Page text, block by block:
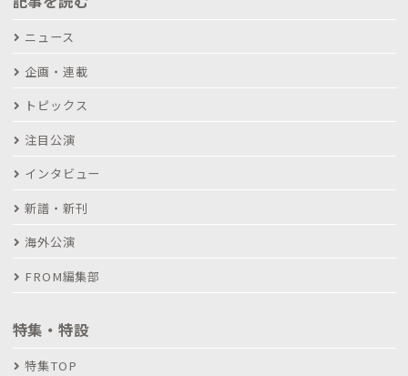
ニュース
企画・連載
トピックス
注目公演
インタビュー
新譜・新刊
海外公演
FROM編集部
特集・特設
特集TOP